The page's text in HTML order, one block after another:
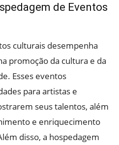
de Eventos
culturais desempenha
promoção da cultura e da
Esses eventos
para artistas e
seus talentos, além
e enriquecimento
disso, a hospedagem